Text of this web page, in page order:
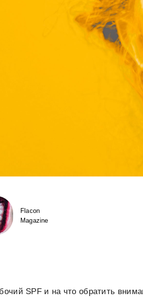
Flacon
Magazine
SPF и на что обратить